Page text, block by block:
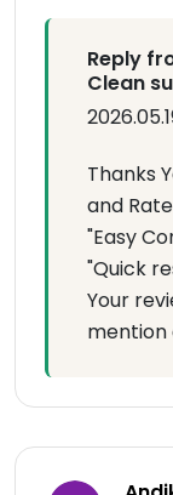
Reply
Clean
Thanks
and
"Easy
"Quick
Your
mention